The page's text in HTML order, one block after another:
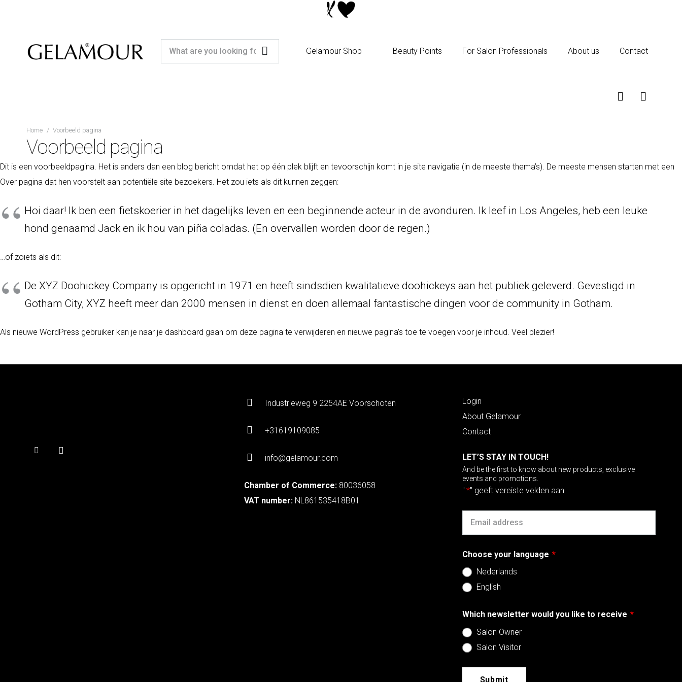
Gelamour Shop Beauty Points For Salon Professionals About us Contact
Home / Voorbeeld pagina
Voorbeeld pagina
Dit is een voorbeeldpagina. Het is anders dan een blog bericht omdat het op één plek blijft en tevoorschijn komt in je site navigatie (in de meeste thema’s). De meeste mensen starten met een
Over pagina dat hen voorstelt aan potentiële site bezoekers. Het zou iets als dit kunnen zeggen:
Hoi daar! Ik ben een fietskoerier in het dagelijks leven en een beginnende acteur in de avonduren. Ik leef in Los Angeles, heb een leuke
hond genaamd Jack en ik hou van piña coladas. (En overvallen worden door de regen.)
…of zoiets als dit:
De XYZ Doohickey Company is opgericht in 1971 en heeft sindsdien kwalitatieve doohickeys aan het publiek geleverd. Gevestigd in
Gotham City, XYZ heeft meer dan 2000 mensen in dienst en doen allemaal fantastische dingen voor de community in Gotham.
Als nieuwe WordPress gebruiker kan je naar je dashboard gaan om deze pagina te verwijderen en nieuwe pagina’s toe te voegen voor je inhoud. Veel plezier!
Industrieweg 9 2254AE Voorschoten
+31619109085
info@gelamour.com
Chamber of Commerce: 80036058
VAT number: NL861535418B01
Login
About Gelamour
Contact
LET’S STAY IN TOUCH!
And be the first to know about new products, exclusive
events and promotions.
" *" geeft vereiste velden aan
Email
Choose your language *
Nederlands
English
Which newsletter would you like to receive *
Salon Owner
Salon Visitor
Submit